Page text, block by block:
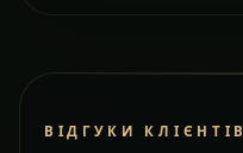
ВІДГУКИ КЛІЄНТІВ